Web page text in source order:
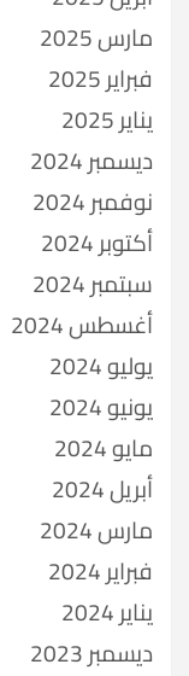
مارس 2025
فبراير 2025
يناير 2025
ديسمبر 2024
نوفمبر 2024
أكتوبر 2024
سبتمبر 2024
أغسطس 2024
يوليو 2024
يونيو 2024
مايو 2024
أبريل 2024
مارس 2024
فبراير 2024
يناير 2024
ديسمبر 2023